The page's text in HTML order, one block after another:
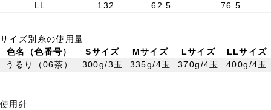
LL
132 62.5 76.5
サイズ別糸の使用量
色名（色番号）
Sサイズ Mサイズ Lサイズ
LLサイズ
うるり（06茶）
300g/3玉 335g/4玉 370g/4玉 400g/4玉
使用針